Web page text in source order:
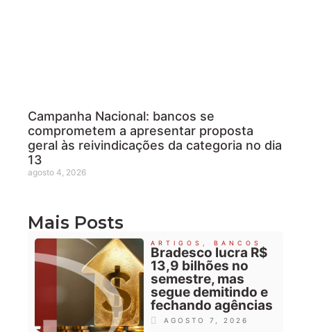
Campanha Nacional: bancos se
comprometem a apresentar proposta
geral às reivindicações da categoria no dia
13
agosto 4, 2026
Mais Posts
ARTIGOS , BANCOS
Bradesco lucra R$
13,9 bilhões no
semestre, mas
segue demitindo e
fechando agências
AGOSTO 7, 2026